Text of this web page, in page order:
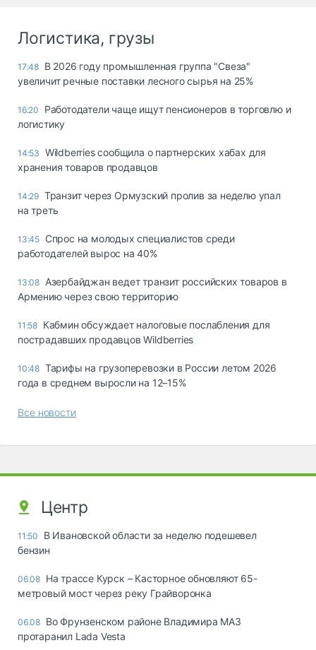
Логистика, грузы
17:48 В 2026 году промышленная группа "Свеза"
увеличит речные поставки лесного сырья на 25%
16:20
Работодатели чаще ищут пенсионеров в торговлю и
логистику
14:53 Wildberries сообщила о партнерских хабах для
хранения товаров продавцов
14:29 Транзит через Ормузский пролив за неделю упал
на треть
13:45 Спрос на молодых специалистов среди
работодателей вырос на 40%
13:08 Азербайджан ведет транзит российских товаров в
Армению через свою территорию
11:58 Кабмин обсуждает налоговые послабления для
пострадавших продавцов Wildberries
10:48 Тарифы на грузоперевозки в России летом 2026
года в среднем выросли на 12–15%
Все новости
Центр
11:50
В Ивановской области за неделю подешевел
бензин
06.08 На трассе Курск – Касторное обновляют 65-
метровый мост через реку Грайворонка
06.08 Во Фрунзенском районе Владимира МАЗ
протаранил Lada Vesta